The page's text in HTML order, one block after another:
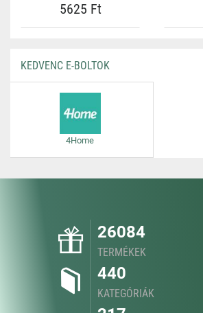
5625 Ft
KEDVENC E-BOLTOK
4Home
26084
TERMÉKEK
440
KATEGÓRIÁK